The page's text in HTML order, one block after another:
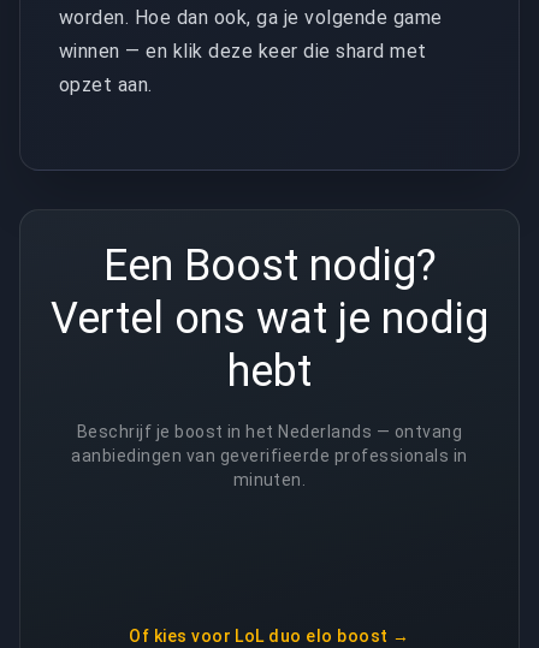
worden. Hoe dan ook, ga je volgende game
winnen — en klik deze keer die shard met
opzet aan.
Een Boost nodig?
Vertel ons wat je nodig
hebt
Beschrijf je boost in het Nederlands — ontvang
aanbiedingen van geverifieerde professionals in
minuten.
Of kies voor LoL duo elo boost →